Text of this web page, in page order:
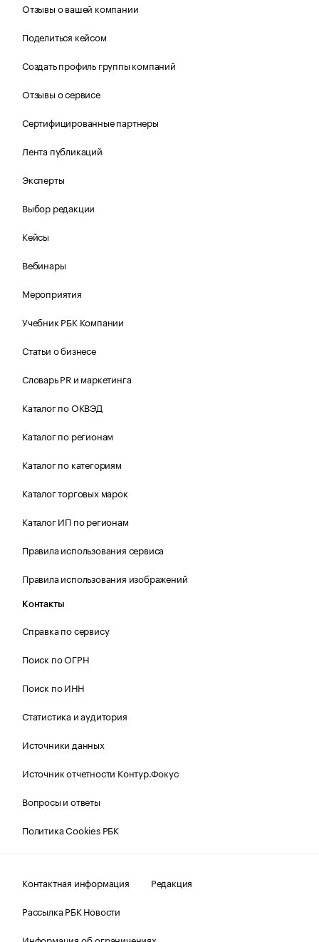
Отзывы о вашей компании
Поделиться кейсом
Создать профиль группы компаний
Отзывы о сервисе
Сертифицированные партнеры
Лента публикаций
Эксперты
Выбор редакции
Кейсы
Вебинары
Мероприятия
Учебник РБК Компании
Статьи о бизнесе
Словарь PR и маркетинга
Каталог по ОКВЭД
Каталог по регионам
Каталог по категориям
Каталог торговых марок
Каталог ИП по регионам
Правила использования сервиса
Правила использования изображений
Контакты
Справка по сервису
Поиск по ОГРН
Поиск по ИНН
Статистика и аудитория
Источники данных
Источник отчетности Контур.Фокус
Вопросы и ответы
Политика Cookies РБК
Контактная информация
Редакция
Рассылка РБК Новости